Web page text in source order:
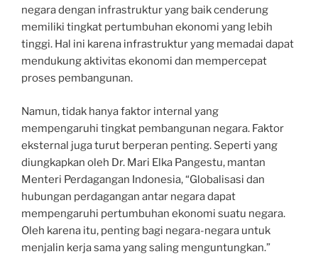
negara dengan infrastruktur yang baik cenderung
memiliki tingkat pertumbuhan ekonomi yang lebih
tinggi. Hal ini karena infrastruktur yang memadai dapat
mendukung aktivitas ekonomi dan mempercepat
proses pembangunan.
Namun, tidak hanya faktor internal yang
mempengaruhi tingkat pembangunan negara. Faktor
eksternal juga turut berperan penting. Seperti yang
diungkapkan oleh Dr. Mari Elka Pangestu, mantan
Menteri Perdagangan Indonesia, “Globalisasi dan
hubungan perdagangan antar negara dapat
mempengaruhi pertumbuhan ekonomi suatu negara.
Oleh karena itu, penting bagi negara-negara untuk
menjalin kerja sama yang saling menguntungkan.”